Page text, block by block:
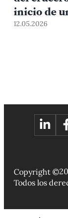
inicio de
12.05.2026
Copyright ©
Todos los